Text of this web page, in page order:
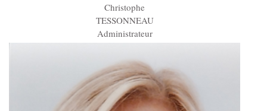
Christophe
TESSONNEAU
Administrateur